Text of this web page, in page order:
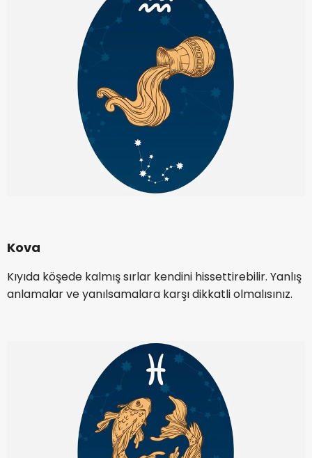
Kova
Kıyıda köşede kalmış sırlar kendini hissettirebilir. Yanlış
anlamalar ve yanılsamalara karşı dikkatli olmalısınız.